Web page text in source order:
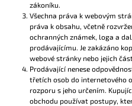
zákoníku.
Všechna práva k webovým
práva k obsahu, včetně
ochranných známek, loga a
prodávajícímu. Je zakázáno
webové stránky nebo jejich
Prodávající nenese
třetích osob do internetového
rozporu s jeho určením.
obchodu používat postupy,